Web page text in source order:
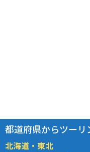
都道府県からツー
北海道・東北